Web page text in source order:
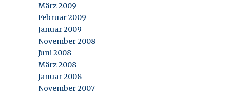
März 2009
Februar 2009
Januar 2009
November 2008
Juni 2008
März 2008
Januar 2008
November 2007